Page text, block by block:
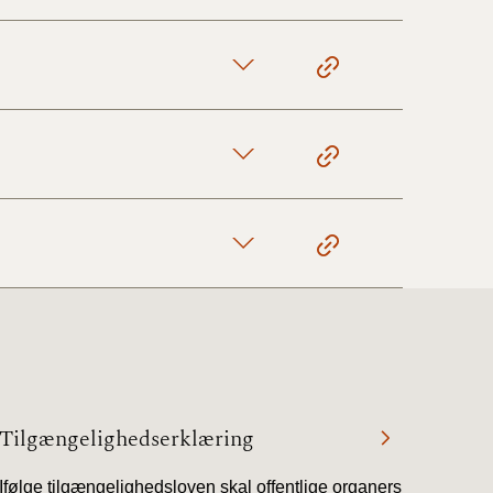
Tilgængelighedserklæring
Ifølge tilgængelighedsloven skal offentlige organers